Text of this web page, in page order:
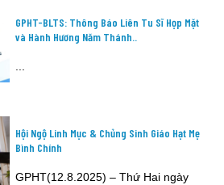
GPHT-BLTS: Thông Báo Liên Tu Sĩ Họp Mặt
và Hành Hương Năm Thánh..
...
Hội Ngộ Linh Mục & Chủng Sinh Giáo Hạt Mẹ
Bình Chính
GPHT(12.8.2025) – Thứ Hai ngày